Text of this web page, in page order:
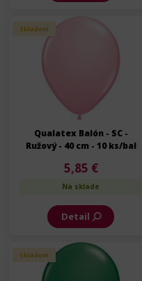
Skladom
Qualatex Balón - SC -
Ružový - 40 cm - 10 ks/bal
5,85 €
Na sklade
Detail
Skladom